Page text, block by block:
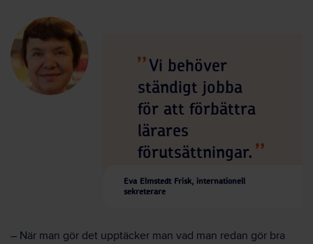
Vi behöver
ständigt jobba
för att förbättra
lärares
förutsättningar.
Eva Elmstedt Frisk, internationell
sekreterare
– När man gör det upptäcker man vad man redan gör bra